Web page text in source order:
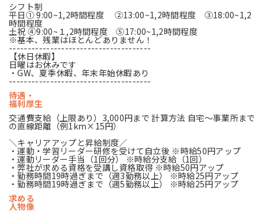
シフト制
平日➀ 9:00~1,2時間程度 ②13:00~1,2時間程度 ③18:00~1,2
時間程度
土祝 ④9:00~１,2時間程度 ⑤17:00~1,2時間程度
※基本、残業はほとんどありません！
--------------------------------------
【休日休暇】
日曜はお休みです
・GW、夏季休暇、年末年始休暇あり
--------------------------------------
待遇・
福利厚生
交通費支給（上限あり）3,000円まで 計算方法 自宅～事業所まで
の直線距離（例1km×15円）
＼キャリアアップと昇給制度／
・運動・学習リーダー研修を受けて自立後 ※時給50円アップ
・運動リーダー手当（1回分） ※時給分支給（1回）
・弊社が求める資格を受講し資格取得 ※時給50円アップ
・勤務時間19時過ぎまで（週3勤務以上） ※時給25円アップ
・勤務時間19時過ぎまで（週5勤務以上） ※時給25円アップ
求める
人物像